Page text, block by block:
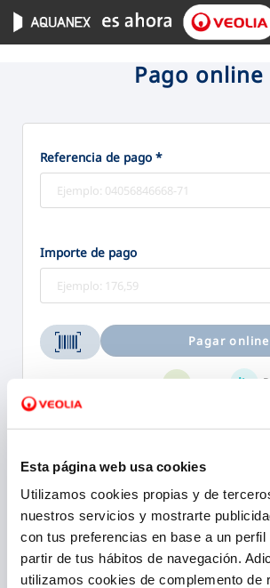
Esta página web usa cookies
Utilizamos cookies propias y de
nuestros servicios y mostrarte
con tus preferencias en base a un perfil
partir de tus hábitos de navegación.
utilizamos cookies de complemento de
GESTIONES ONLINE
TU SERVICIO
VER TODAS LAS GESTIONES
TU AGUA
VER TODAS LAS GESTIONES
CONÓCENOS
VER TODAS LAS GESTIONES
Pago online
Referencia de pago *
Importe de pago
Pagar online
Domicilia tus facturas